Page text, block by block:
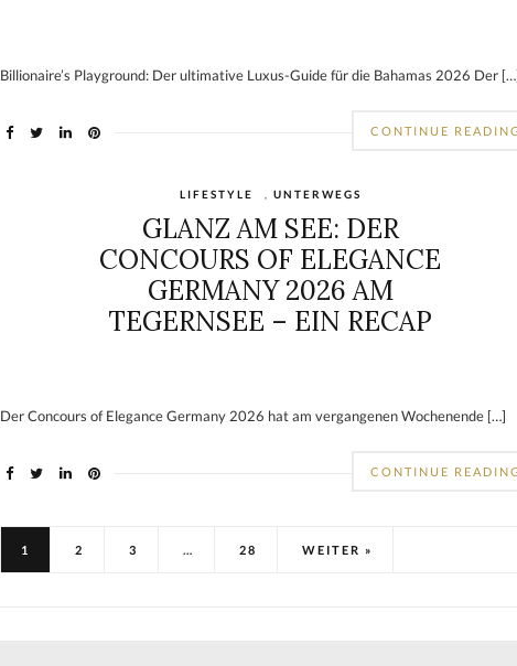
Billionaire’s Playground: Der ultimative Luxus-Guide für die Bahamas 2026 Der
CONTINUE
LIFESTYLE UNTERWEGS
GLANZ AM SEE: DER
CONCOURS OF ELEGANCE
GERMANY 2026 AM
TEGERNSEE – EIN RECAP
Der Concours of Elegance Germany 2026 hat am vergangenen Wochenende […]
CONTINUE
1 2 3 … 28 WEITER »